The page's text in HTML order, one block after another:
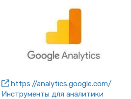
https://analytics.google.com/
Инструменты для аналитики